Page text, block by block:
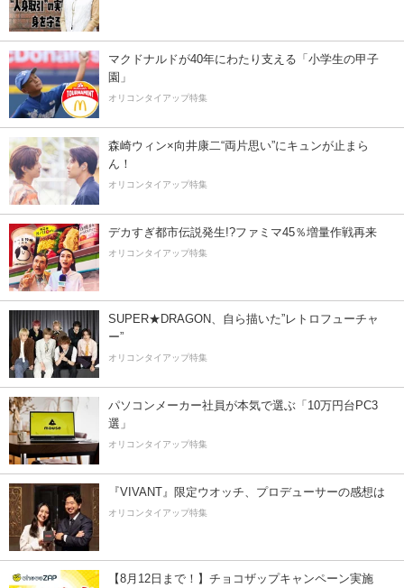
マクドナルドが40年にわたり支える「小学生の甲子
園」
オリコンタイアップ特集
森崎ウィン×向井康二“両片思い”にキュンが止まら
ん！
オリコンタイアップ特集
デカすぎ都市伝説発生!?ファミマ45％増量作戦再来
オリコンタイアップ特集
SUPER★DRAGON、自ら描いた”レトロフューチャ
ー”
オリコンタイアップ特集
パソコンメーカー社員が本気で選ぶ「10万円台PC3
選」
オリコンタイアップ特集
『VIVANT』限定ウオッチ、プロデューサーの感想は
オリコンタイアップ特集
【8月12日まで！】チョコザップキャンペーン実施